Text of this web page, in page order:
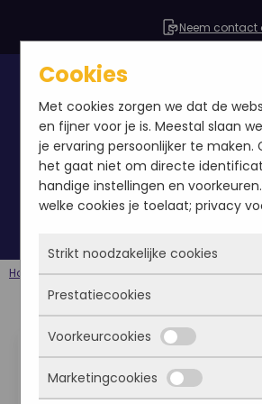
Neem contact
online
Home Berichten online marketing
Drie manieren
media in te
Cookies
Met cookies zorgen we dat de
en fijner voor je is. Meestal slaan
je ervaring persoonlijker te maken.
het gaat niet om directe
handige instellingen en
welke cookies je toelaat; privacy
Strikt noodzakelijke cookies
Deze cookies zorgen ervoor dat
überhaupt werkt. Ze zijn dus
kunnen niet worden uitgezet.
ze alleen geplaatst als jij iets
inloggen, een formulier invullen
Prestatiecookies
Met deze cookies zien we hoe
bezocht wordt, waar bezoekers
komen en welke pagina’s
Voorkeurcookies
Deze cookies onthouden jouw
Marketingcookies